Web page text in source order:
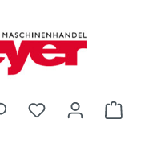
Du hast 0